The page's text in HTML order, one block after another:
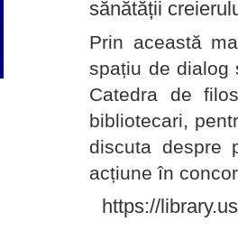
sănătății
Prin această
spațiu de dialog
Catedra de
bibliotecari,
discuta despre
acțiune în
https://